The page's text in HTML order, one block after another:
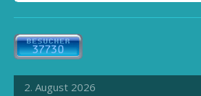
2. August 2026